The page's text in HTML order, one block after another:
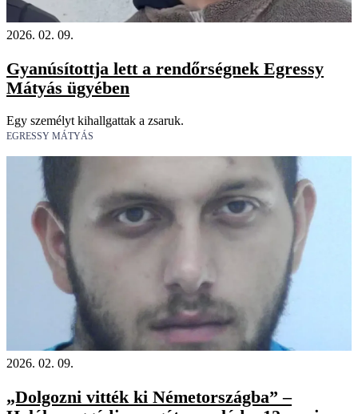
2026. 02. 09.
Gyanúsítottja lett a rendőrségnek Egressy
Mátyás ügyében
Egy személyt kihallgattak a zsaruk.
EGRESSY MÁTYÁS
2026. 02. 09.
„Dolgozni vitték ki Németországba” –